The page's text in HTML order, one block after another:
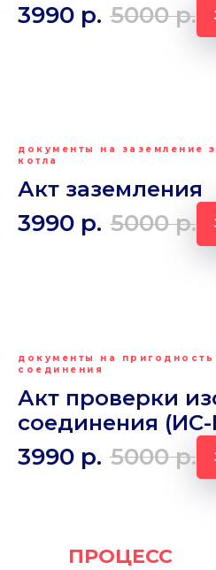
3990 р. 5000 р.
документы на заземление
котла
Акт заземления
3990 р. 5000 р.
документы на
соединения
Акт проверки
соединения
3990 р. 5000 р.
ПРОЦЕСС